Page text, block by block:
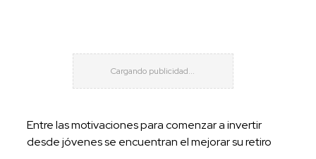
Entre las motivaciones para comenzar a invertir
desde jóvenes se encuentran el mejorar su retiro